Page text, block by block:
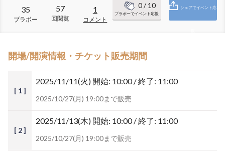
35
ブラボー
57
回閲覧
1
コメント
0/ 10
ブラボーでイベント応援
シェアでイベント応
開場/開演情報・チケット販売期間
[ 1 ]
2025/11/11(火) 開始: 10:00 / 終了: 11:00
2025/10/27(月) 19:00まで販売
[ 2 ]
2025/11/13(木) 開始: 10:00 / 終了: 11:00
2025/10/27(月) 19:00まで販売